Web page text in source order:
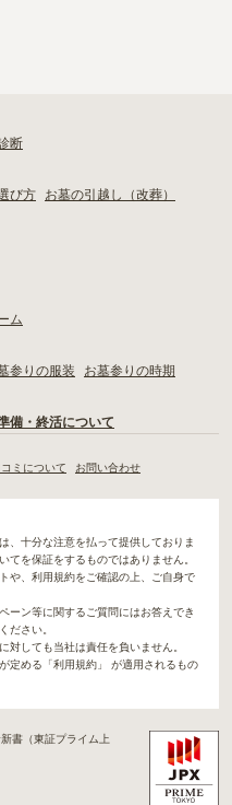
断
び方
お墓の引越し（改葬）
ム
参りの服装
お墓参りの時期
備・終活について
コミについて お問い合わせ
、十分な注意を払って提供しておりま
てを保証をするものではありません。
や、利用規約をご確認の上、ご自身で
ーン等に関するご質問にはお答えでき
ださい。
対しても当社は責任を負いません。
定める「利用規約」 が適用されるもの
書（東証プライム上